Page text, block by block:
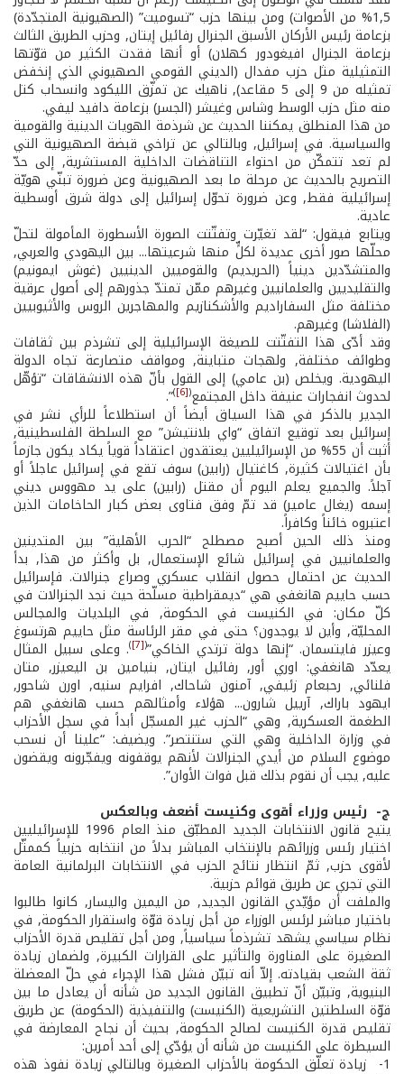
1,5% من الأصوات) ومن بينها حزب “تسوميت” (الصهيونية المتجدّدة)
بزعامة رئيس الأركان الأسبق الجنرال رفائيل إيتان, وحزب الطريق الثالث
بزعامة الجنرال افيغودور كهلان) أو أنها فقدت الكثير من قوّتها
التمثيلية مثل حزب مفدال (الديني القومي الصهيوني الذي إنخفض
تمثيله من 9 إلى 5 مقاعد), ناهيك عن تمزّق الليكود وانسحاب كتل
منه مثل حزب الوسط وشاس وغيشر (الجسر) بزعامة دافيد ليفي.
من هذا المنطلق يمكننا الحديث عن شرذمة الهويات الدينية والقومية
والسياسية. في إسرائيل, وبالتالي عن تراخي قبضة الصهيونية التي
لم تعد تتمكّن من احتواء التناقضات الداخلية المستشرية, إلى حدّ
التصريح بالحديث عن مرحلة ما بعد الصهيونية وعن ضرورة تبنّي هويّة
إسرائيلية فقط, وعن ضرورة تحوّل إسرائيل إلى دولة شرق أوسطية
عادية.
ويتابع فيقول: “لقد تغيّرت وتفتّتت الصورة الأسطورة المأمولة لتحلّ
محلّها صور أخرى عديدة لكلٍّ منها شرعيتها... بين اليهودي والعربي,
والمتشدّدين دينياً (الحريديم) والقوميين الدينيين (غوش ايمونيم)
والتقليديين والعلمانيين وغيرهم ممّن تمتدّ جذورهم إلى أصول عرقية
مختلفة مثل السفاراديم والأشكنازيم والمهاجرين الروس والأثيوبيين
(الفلاشا) وغيرهم.
وقد أدّى هذا التفتّتت للصيغة الإسرائيلية إلى تشرذم بين ثقافات
وطوائف مختلفة, ولهجات متباينة, ومواقف متصارعة تجاه الدولة
اليهودية. ويخلص (بن عامي) إلى القول بأنّ هذه الانشقاقات “تؤهّل
لحدوث انفجارات عنيفة داخل المجتمع(
[6]
)
”.
الجدير بالذكر في هذا السياق أيضاً أن استطلاعاً للرأي نشر في
إسرائيل بعد توقيع اتفاق “واي بلانتيشن” مع السلطة الفلسطينية,
أثبت أن 55% من الإسرائيليين يعتقدون اعتقاداً قوياً يكاد يكون جازماً
بأن اغتيالات كثيرة, كاغتيال (رابين) سوف تقع في إسرائيل عاجلاً أو
آجلاً. والجميع يعلم اليوم أن مقتل (رابين) على يد مهووس ديني
إسمه (يغال عامير) قد تمّ وفق فتاوى بعض كبار الحاخامات الذين
اعتبروه خائناً وكافراً.
ومنذ ذلك الحين أصبح مصطلح “الحرب الأهلية” بين المتدينين
والعلمانيين في إسرائيل شائع الإستعمال, بل وأكثر من هذا, بدأ
الحديث عن احتمال حصول انقلاب عسكري وصراع جنرالات. فإسرائيل
حسب حاييم هانغفي هي “ديمقراطية مسلّحة حيث نجد الجنرالات في
كلّ مكان: في الكنيست في الحكومة, في البلديات والمجالس
المحليّة, وأين لا يوجدون؟ حتى في مقر الرئاسة مثل حاييم هرتسوغ
وعيزر فايتسمان. “إنها دولة ترتدي الخاكي”(
[7]
). وعلى سبيل المثال
يعدّد هانغفي: اوري أور, رفائيل ايتان, بنيامين بن اليعيزر, متان
فلنائي, رحبعام زئيفي, آمنون شاحاك, افرايم سنيه, اورن شاحور,
ايهود باراك, آرييل شارون... هؤلاء وأمثالهم حسب هانغفي هم
الطغمة العسكرية, وهي “الحزب غير المسجّل أبداً في سجل الأحزاب
في وزارة الداخلية وهي التي ستنتصر”. ويضيف: “علينا أن نسحب
موضوع السلام من أيدي الجنرالات لأنهم يوقفونه ويفجّرونه ويقضون
عليه, يجب أن نقوم بذلك قبل فوات الأوان”.
ج- ­ رئيس وزراء أقوى وكنيست أضعف وبالعكس
يتيح قانون الانتخابات الجديد المطبّق منذ العام 1996 للإسرائيليين
اختيار رئىس وزرائهم بالإنتخاب المباشر بدلاً من انتخابه حزبياً كممثّل
لأقوى حزب, ثمّ انتظار نتائج الحزب في الانتخابات البرلمانية العامة
التي تجري عن طريق قوائم حزبية.
والملفت أن مؤيّدي القانون الجديد, من اليمين واليسار, كانوا طالبوا
باختيار مباشر لرئىس الوزراء من أجل زيادة قوّة واستقرار الحكومة, في
نظام سياسي يشهد تشرذماً سياسياً, ومن أجل تقليص قدرة الأحزاب
الصغيرة على المناورة والتأثير على القرارات الكبيرة, ولضمان زيادة
ثقة الشعب بقيادته. إلاّ أنه تبيّن فشل هذا الإجراء في حلّ المعضلة
البنيوية, وتبيّن أنّ تطبيق القانون الجديد من شأنه أن يعادل ما بين
قوّة السلطتين التشريعية (الكنيست) والتنفيذية (الحكومة) عن طريق
تقليص قدرة الكنيست لصالح الحكومة, بحيث أن نجاح المعارضة في
السيطرة على الكنيست من شأنه أن يؤدّي إلى أحد أمرين:
1- ­ زيادة تعلّق الحكومة بالأحزاب الصغيرة وبالتالي زيادة نفوذ هذه